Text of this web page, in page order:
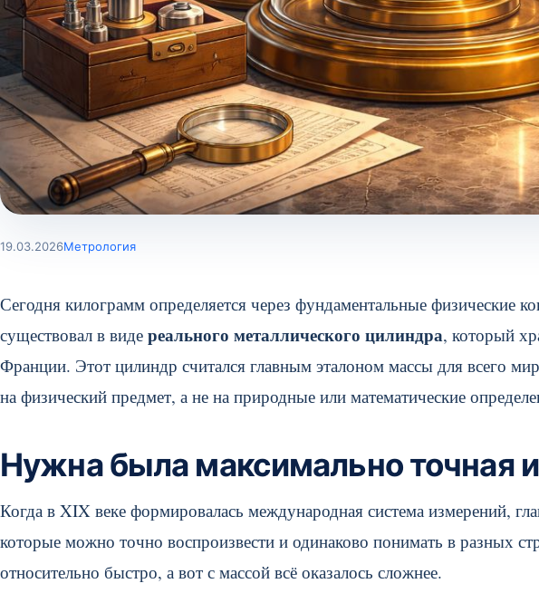
19.03.2026Метрология
Сегодня килограмм определяется через фундаментальные физические
существовал в виде реального металлического цилиндра, который
Франции. Этот цилиндр считался главным эталоном массы для всего
на физический предмет, а не на природные или математические
Нужна была максимально точная
Когда в XIX веке формировалась международная система измерений,
которые можно точно воспроизвести и одинаково понимать в разных
относительно быстро, а вот с массой всё оказалось сложнее.